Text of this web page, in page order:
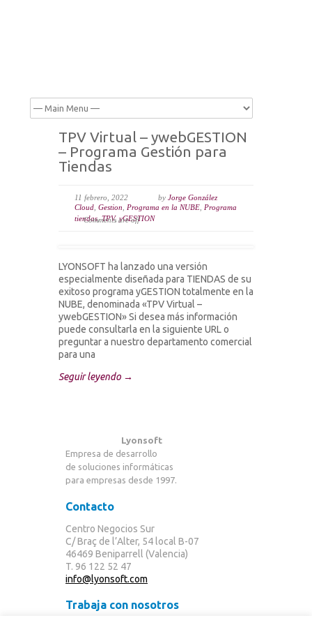
TPV Virtual – ywebGESTION
– Programa Gestión para
Tiendas
11 febrero, 2022 by Jorge González
Cloud Gestion Programa en la NUBE Programa
tiendas,TPV, yGESTION
Comments are off
LYONSOFT ha lanzado una versión
especialmente diseñada para TIENDAS de su
exitoso programa yGESTION totalmente en la
NUBE, denominada «TPV Virtual –
ywebGESTION» Si desea más información
puede consultarla en la siguiente URL o
preguntar a nuestro departamento comercial
para una
Seguir leyendo →
Lyonsoft
Empresa de desarrollo
de soluciones informáticas
para empresas desde 1997.
Contacto
Centro Negocios Sur
C/ Braç de l’Alter, 54 local B-07
46469 Beniparrell (Valencia)
T. 96 122 52 47
info@lyonsoft.com
Trabaja con nosotros